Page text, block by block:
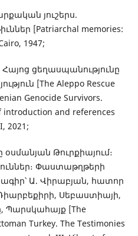
յուշերս.
[Patriarchal memories:
1947;
ցեղասպանությունը
[The Aleppo Rescue
Genocide Survivors.
and references
2021;
Թուրքիայում։
Փաստաթղթերի
Ա. Վիրաբյան, հատոր
Սեբաստիայի,
Պարսկահայք [The
Turkey. The Testimonies